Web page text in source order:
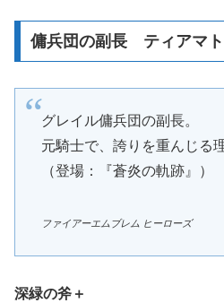
傭兵団の副長 ティアマト
グレイル傭兵団の副長。
元騎士で、誇りを重んじる
（登場：『蒼炎の軌跡』）
ファイアーエムブレム ヒーローズ
深緑の斧＋